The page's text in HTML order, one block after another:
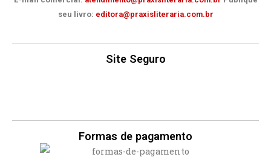
seu livro: editora@praxisliteraria.com.br
Site Seguro
Formas de pagamento